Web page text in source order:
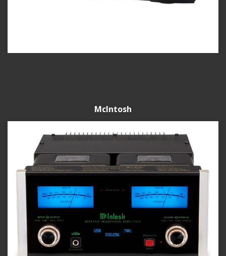
McIntosh